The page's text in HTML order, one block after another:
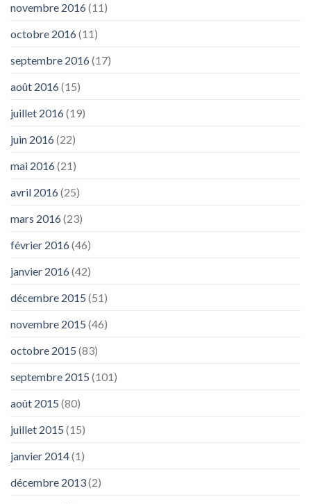
novembre 2016(11)
octobre 2016(11)
septembre 2016(17)
août 2016(15)
juillet 2016(19)
juin 2016(22)
mai 2016(21)
avril 2016(25)
mars 2016(23)
février 2016(46)
janvier 2016(42)
décembre 2015 (51)
novembre 2015 (46)
octobre 2015 (83)
septembre 2015 (101)
août 2015 (80)
juillet 2015 (15)
janvier 2014(1)
décembre 2013(2)